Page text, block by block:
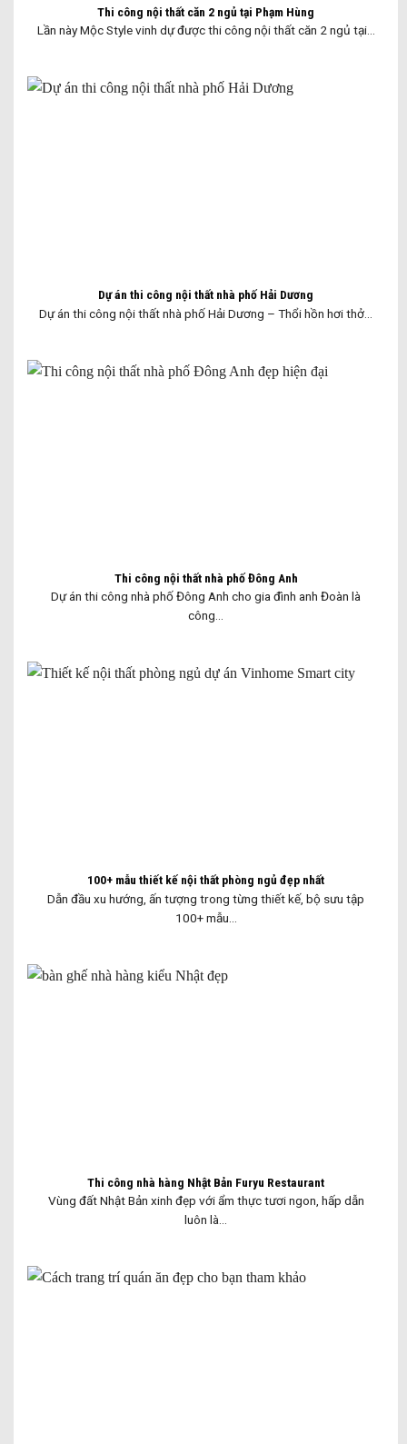
Thi công nội thất căn 2 ngủ tại Phạm Hùng
Lần này Mộc Style vinh dự được thi công nội thất căn 2 ngủ tại...
Dự án thi công nội thất nhà phố Hải Dương
Dự án thi công nội thất nhà phố Hải Dương – Thổi hồn hơi thở...
Thi công nội thất nhà phố Đông Anh
Dự án thi công nhà phố Đông Anh cho gia đình anh Đoàn là
công...
100+ mẫu thiết kế nội thất phòng ngủ đẹp nhất
Dẫn đầu xu hướng, ấn tượng trong từng thiết kế, bộ sưu tập
100+ mẫu...
Thi công nhà hàng Nhật Bản Furyu Restaurant
Vùng đất Nhật Bản xinh đẹp với ẩm thực tươi ngon, hấp dẫn
luôn là...